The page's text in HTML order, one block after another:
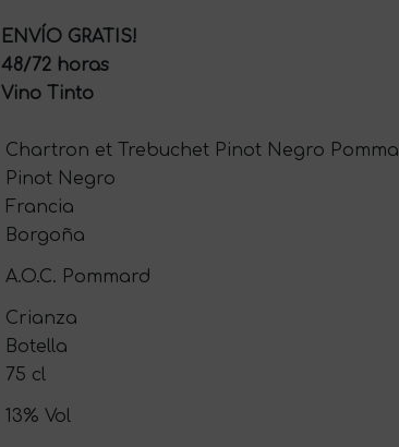
ENVÍO GRATIS!
48/72 horas
Vino Tinto
Chartron et Trebuchet Pinot Negro
Pinot Negro
Francia
Borgoña
A.O.C. Pommard
Crianza
Botella
75 cl
13% Vol